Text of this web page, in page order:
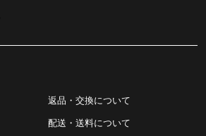
返品・交換について
配送・送料について